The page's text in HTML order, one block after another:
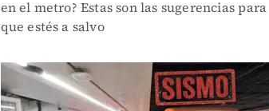
en el metro? Estas son las sugerencias para
que estés a salvo